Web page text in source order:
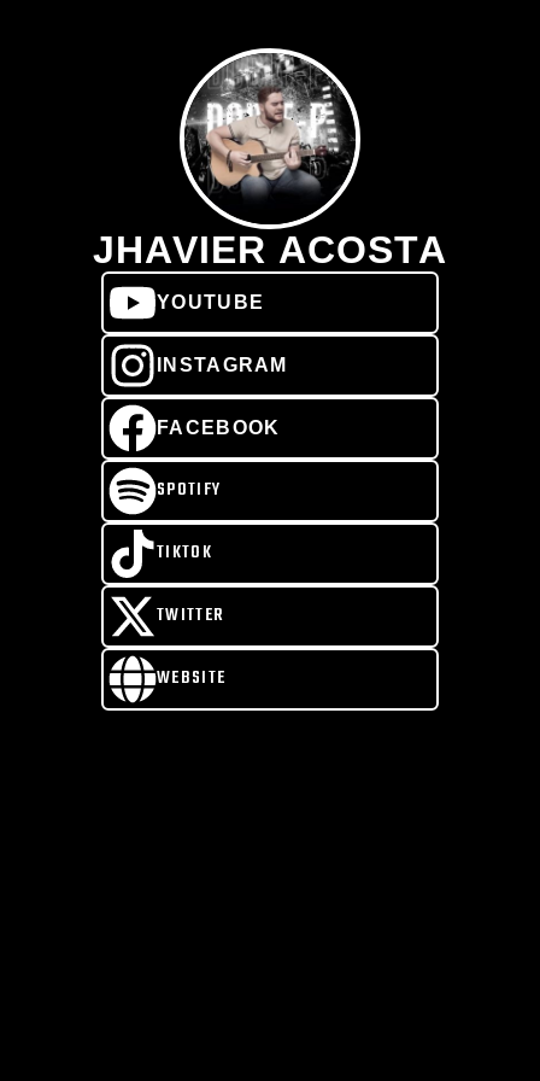
JHAVIER ACOSTA
YOUTUBE
INSTAGRAM
FACEBOOK
SPOTIFY
TIKTOK
TWITTER
WEBSITE